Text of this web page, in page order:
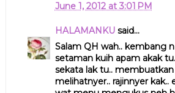
June 1, 2012 at 3:01 PM
HALAMANKUsaid...
Salam QH wah.. kembang
setaman kuih apam akak
sekata lak tu..
melihatnyer.. rajinnyer kak..